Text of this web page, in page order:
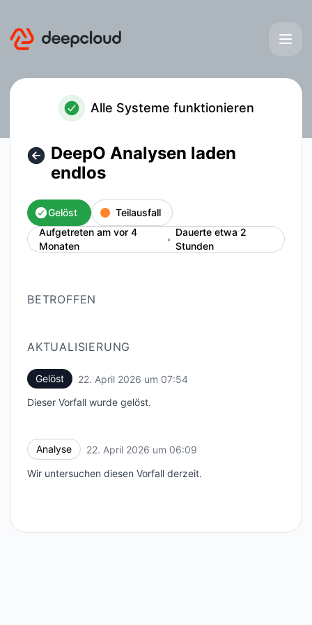
Alle Systeme funktionieren
DeepO Analysen laden
endlos
Gelöst
Teilausfall
Aufgetreten am vor 4
Monaten
Dauerte etwa 2
Stunden
BETROFFEN
AKTUALISIERUNG
Gelöst 22. April 2026 um 07:54
Dieser Vorfall wurde gelöst.
Analyse 22. April 2026 um 06:09
Wir untersuchen diesen Vorfall derzeit.